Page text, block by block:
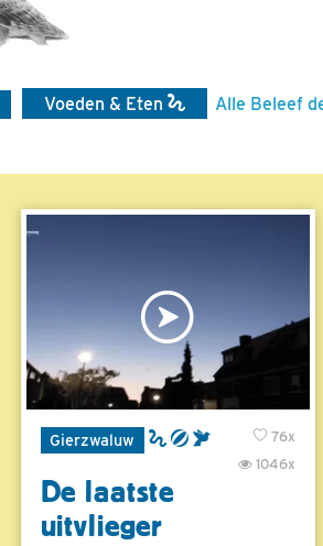
Voeden & Eten Alle Beleef
Gierzwaluw
76x
1046x
De laatste
uitvlieger